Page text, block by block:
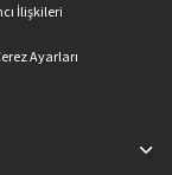
İlişkileri
Ayarları